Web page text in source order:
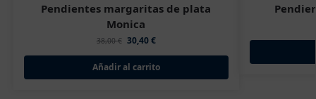
Pendientes margaritas de plata
Monica
38,00€ 30,40€
Añadir al carrito